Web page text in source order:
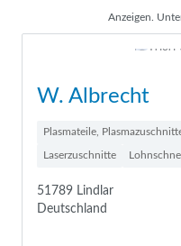
Anzeigen.
W. Albrecht
Plasmateile,
Laserzuschnitte
51789 Lindlar
Deutschland